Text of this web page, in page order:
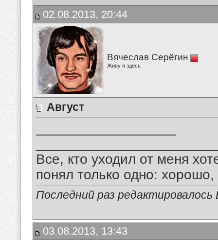
02.08.2013, 20:44
Вячеслав Серёгин
Живу я здесь
Август
Все, кто уходил от меня
понял только одно:
Последний раз
03.08.2013, 13:43